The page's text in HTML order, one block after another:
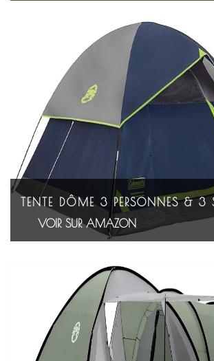
TENTE DÔME 3 PERSONNES & 3
VOIR SUR AMAZON